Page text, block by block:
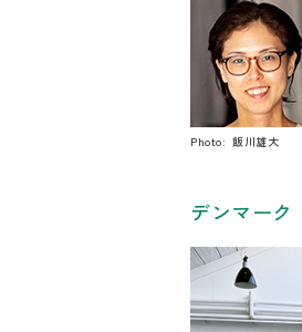
Photo: 飯川雄大
デンマーク
リンク